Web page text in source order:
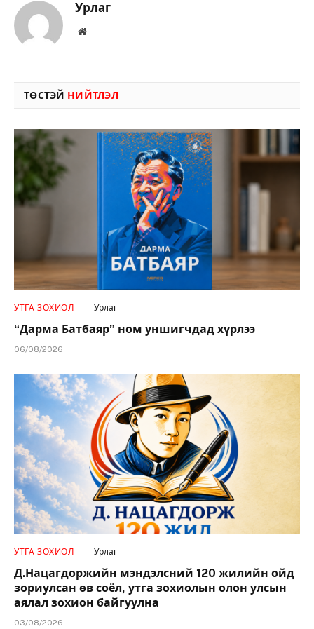
Урлаг
Вэбсайт
ТӨСТЭЙ НИЙТЛЭЛ
УТГА ЗОХИОЛ Урлаг
“Дарма Батбаяр” ном уншигчдад хүрлээ
06/08/2026
УТГА ЗОХИОЛ Урлаг
Д.Нацагдоржийн мэндэлсний 120 жилийн ойд
зориулсан өв соёл, утга зохиолын олон улсын
аялал зохион байгуулна
03/08/2026